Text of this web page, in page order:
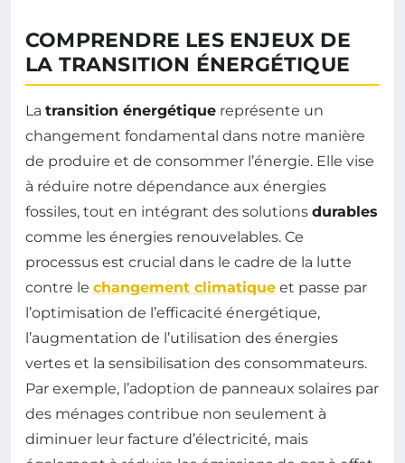
COMPRENDRE LES ENJEUX DE
LA TRANSITION ÉNERGÉTIQUE
La transition énergétique représente un
changement fondamental dans notre manière
de produire et de consommer l’énergie. Elle vise
à réduire notre dépendance aux énergies
fossiles, tout en intégrant des solutions durables
comme les énergies renouvelables. Ce
processus est crucial dans le cadre de la lutte
contre le changement climatique et passe par
l’optimisation de l’efficacité énergétique,
l’augmentation de l’utilisation des énergies
vertes et la sensibilisation des consommateurs.
Par exemple, l’adoption de panneaux solaires par
des ménages contribue non seulement à
diminuer leur facture d’électricité, mais